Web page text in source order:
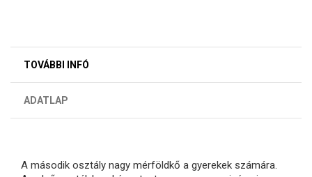
TOVÁBBI INFÓ
ADATLAP
A második osztály nagy mérföldkő a gyerekek számára.